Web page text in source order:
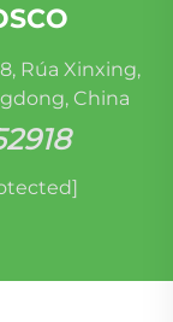
Rúa Xinxing,
China